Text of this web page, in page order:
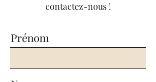
contactez-nous !
Prénom